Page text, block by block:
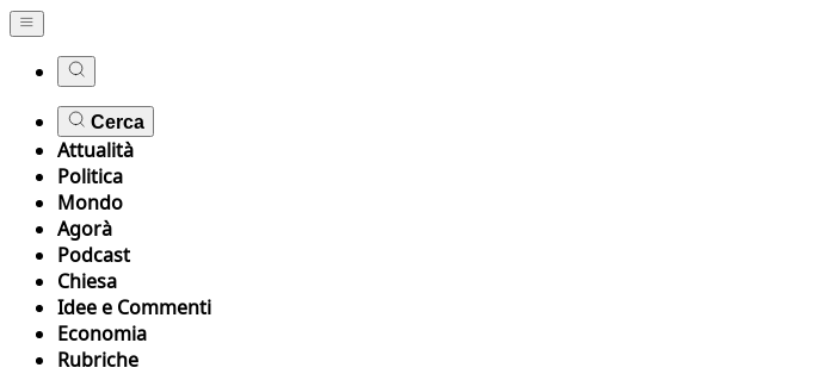
Cerca
Attualità
Politica
Mondo
Agorà
Podcast
Chiesa
Idee e Commenti
Economia
Rubriche